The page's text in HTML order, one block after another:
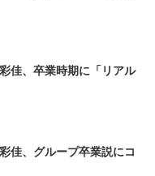
佳、卒業時期に「リアル
佳、グループ卒業説にコ